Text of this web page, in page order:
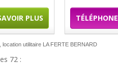
PLUS TÉLÉPHONE
utilitaire LA FERTE BERNARD
72 :